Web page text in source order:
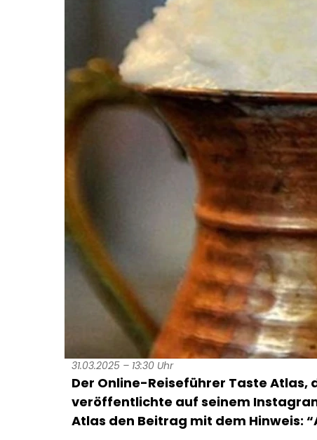
31.03.2025 – 13:30 Uhr
Der Online-Reiseführer Taste
veröffentlichte auf seinem
Atlas den Beitrag mit dem Hinweis: